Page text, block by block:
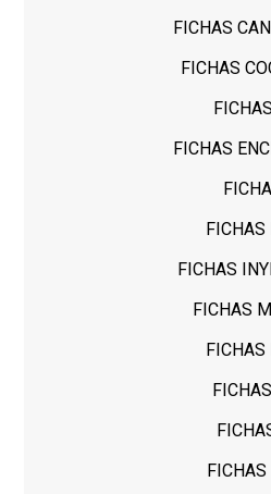
FICHAS
FICHAS
FICHAS
FICHAS
FICHAS
FICHAS